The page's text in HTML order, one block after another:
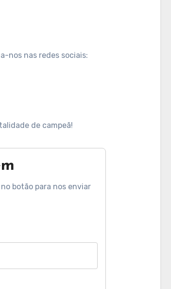
nos nas redes sociais:
de campeã!
botão para nos enviar